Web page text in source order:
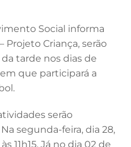
Social informa
Projeto Criança, serão
tarde nos dias de
que participará a
serão
segunda-feira, dia 28,
11h15. Já no dia 02 de